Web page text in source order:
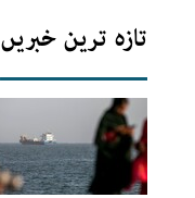
تازہ ترین خبریں